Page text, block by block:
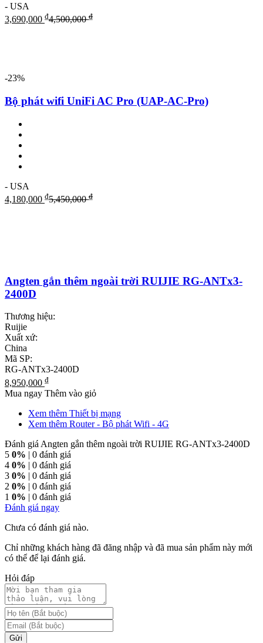
- USA
3,690,000 ₫4,500,000₫
-23%
Bộ phát wifi UniFi AC Pro (UAP-AC-Pro)
- USA
4,180,000 ₫5,450,000₫
Angten gắn thêm ngoài trời RUIJIE RG-ANTx3-
2400D
Thương hiệu:
Ruijie
Xuất xứ:
China
Mã SP:
RG-ANTx3-2400D
8,950,000 ₫
Mua ngay Thêm vào giỏ
Xem thêm Thiết bị mạng
Xem thêm Router - Bộ phát Wifi - 4G
Đánh giá Angten gắn thêm ngoài trời RUIJIE RG-ANTx3-2400D
5 0% | 0 đánh giá
4 0% | 0 đánh giá
3 0% | 0 đánh giá
2 0% | 0 đánh giá
1 0% | 0 đánh giá
Đánh giá ngay
Chưa có đánh giá nào.
Chỉ những khách hàng đã đăng nhập và đã mua sản phẩm này mới
có thể để lại đánh giá.
Hỏi đáp
Gửi